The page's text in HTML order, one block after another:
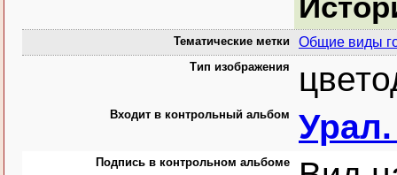
Тематические метки Общие виды
Тип изображения
Входит в контрольный альбом
Подпись в контрольном альбоме